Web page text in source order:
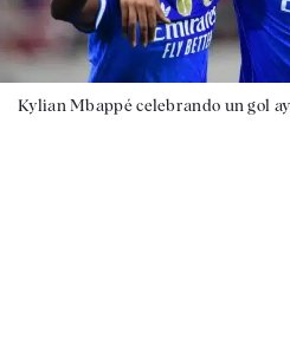
Kylian Mbappé celebrando un gol